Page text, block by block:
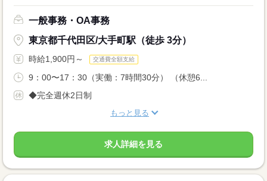
一般事務・OA事務
東京都千代田区/大手町駅（徒歩 3分）
時給1,900円～ 交通費全額支給
9：00〜17：30（実働：7時間30分） （休憩6...
◆完全週休2日制
もっと見る
求人詳細を見る